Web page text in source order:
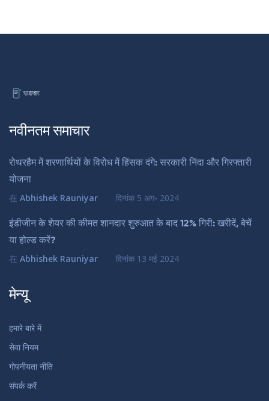
नवीनतम समाचार
रोथरहैम में शरणार्थियों के विरोध में हिंसक दंगे: सरकारी निंदा और गिरफ्तारी
योजना
在 Abhishek Rauniyar दिनांक 5 अग॰ 2024
इंडीजीन के शेयर की कीमत शानदार शुरुआत के बाद 12% गिरी: खरीदें, बेचें
या होल्ड करें?
在 Abhishek Rauniyar दिनांक 13 मई 2024
मेन्यू
हमारे बारे में
सेवा नियम
गोपनीयता नीति
संपर्क करें